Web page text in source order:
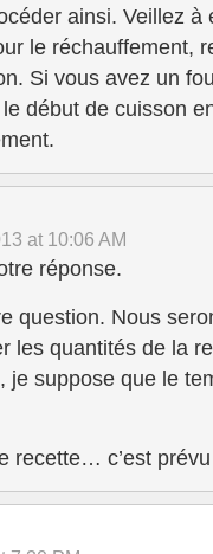
ainsi. Veillez à
le réchauffement,
Si vous avez un
début de cuisson
at 10:06 AM
réponse.
question. Nous
les quantités de la
je suppose que le
recette… c’est